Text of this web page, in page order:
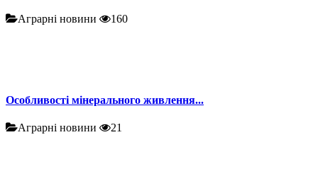
Аграрні новини 160
Особливості мінерального живлення...
Аграрні новини 21